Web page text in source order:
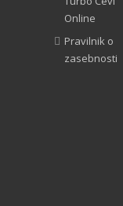
Online
Pravilnik o
zasebnosti